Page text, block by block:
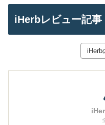
iHerbレビュー記事
iHerb